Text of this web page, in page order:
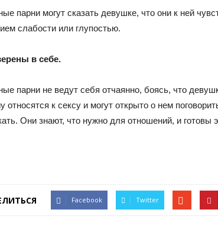
парни могут сказать девушке, что они к ней
слабости или глупостью.
в себе.
парни не ведут себя отчаянно, боясь, что
относятся к сексу и могут открыто о нем
Они знают, что нужно для отношений, и готовы
Facebook Twitter